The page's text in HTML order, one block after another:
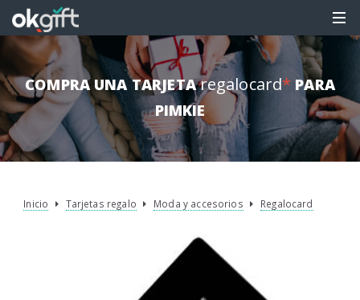
COMPRA UNA TARJETAregalocard* PARA
PIMKIE
Inicio Tarjetas regalo Moda y accesorios Regalocard